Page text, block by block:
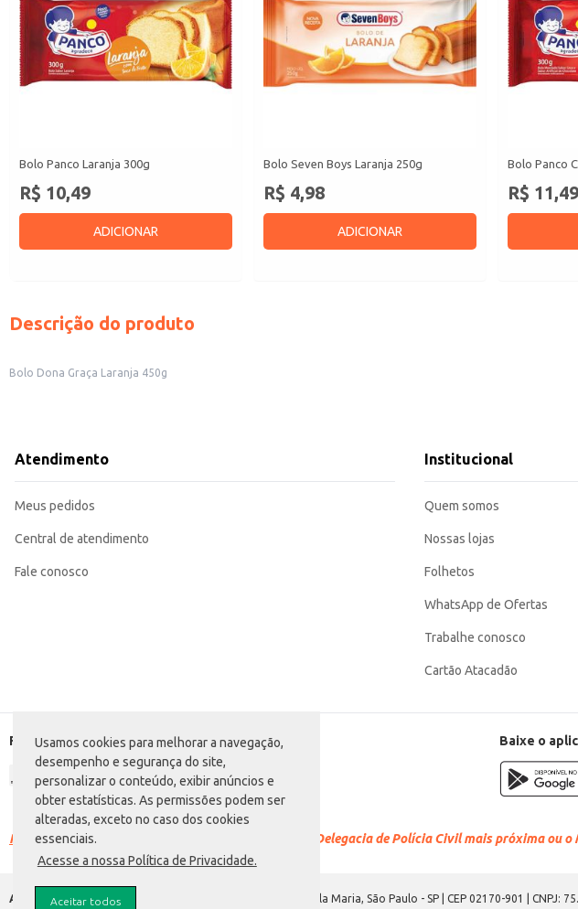
Usamos cookies para melhorar a navegação,
desempenho e segurança do site,
personalizar o conteúdo, exibir anúncios e
obter estatísticas. As permissões podem ser
alteradas, exceto no caso dos cookies
essenciais.
Acesse a nossa Política de Privacidade.
Aceitar todos
Bolo Panco Laranja 300g
R$ 10,49
ADICIONAR
Bolo Seven Boys Laranja 250g
R$ 4,98
ADICIONAR
Bolo Panco
R$ 11,49
Descrição do produto
Bolo Dona Graça Laranja 450g
Atendimento
Meus pedidos
Central de atendimento
Fale conosco
Institucional
Quem somos
Nossas lojas
Folhetos
WhatsApp de Ofertas
Trabalhe conosco
Cartão Atacadão
Formas de pagamento Baixe o
Racismo é crime. Denuncie. Disque 100 ou procure a Delegacia de Polícia Civil mais próxima ou
Atacadão S.A. Avenida Morvan Dias de Figueiredo, 6169, Vila Maria, São Paulo - SP | CEP 02170-901 | CNPJ: